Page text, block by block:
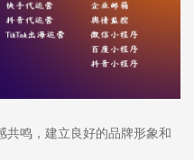
鸣，建立良好的品牌形象和